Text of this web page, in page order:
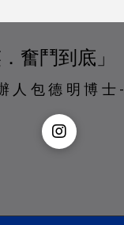
奮鬥到底」
人包德明博士-